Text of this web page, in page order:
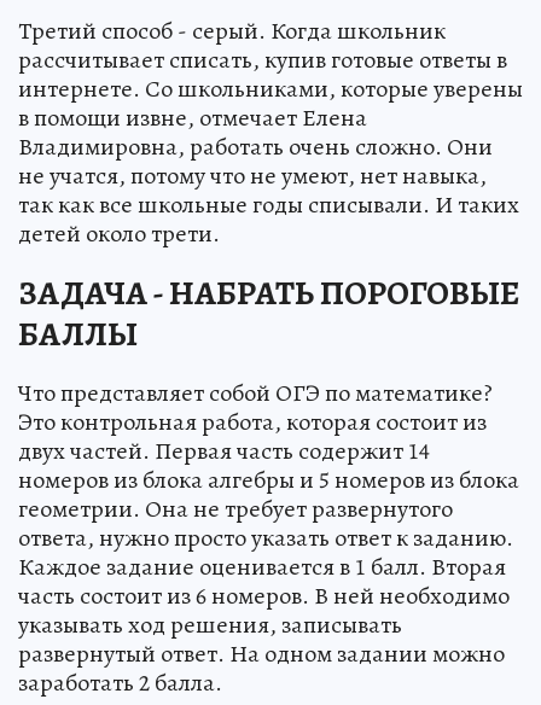
Третий способ - серый. Когда школьник
рассчитывает списать, купив готовые ответы в
интернете. Со школьниками, которые уверены
в помощи извне, отмечает Елена
Владимировна, работать очень сложно. Они
не учатся, потому что не умеют, нет навыка,
так как все школьные годы списывали. И таких
детей около трети.
ЗАДАЧА - НАБРАТЬ ПОРОГОВЫЕ
БАЛЛЫ
Что представляет собой ОГЭ по математике?
Это контрольная работа, которая состоит из
двух частей. Первая часть содержит 14
номеров из блока алгебры и 5 номеров из блока
геометрии. Она не требует развернутого
ответа, нужно просто указать ответ к заданию.
Каждое задание оценивается в 1 балл. Вторая
часть состоит из 6 номеров. В ней необходимо
указывать ход решения, записывать
развернутый ответ. На одном задании можно
заработать 2 балла.